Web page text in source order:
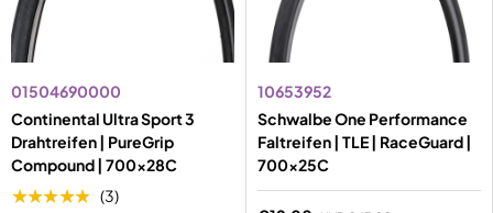
01504690000
Continental Ultra Sport 3
Drahtreifen | PureGrip
Compound | 700x28C
★★★★★ (3)
10653952
Schwalbe One Performance
Faltreifen | TLE | RaceGuard |
700x25C